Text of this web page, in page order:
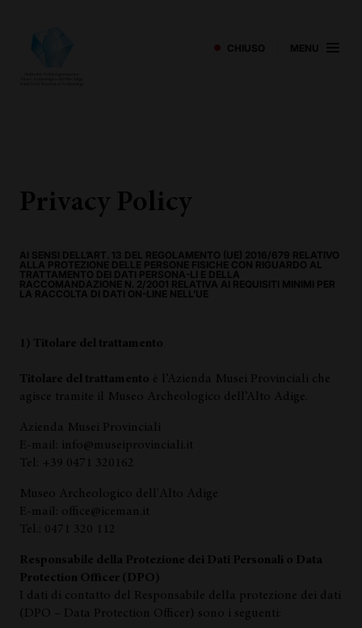
CHIUSO MENU
Privacy Policy
AI SENSI DELL’ART. 13 DEL REGOLAMENTO (UE) 2016/679 RELATIVO
ALLA PROTEZIONE DELLE PERSONE FISICHE CON RIGUARDO AL
TRATTAMENTO DEI DATI PERSONA-LI E DELLA
RACCOMANDAZIONE N. 2/2001 RELATIVA AI REQUISITI MINIMI PER
LA RACCOLTA DI DATI ON-LINE NELL’UE
1) Titolare del trattamento
Titolare del trattamento è l’Azienda Musei Provinciali che
agisce tramite il Museo Archeologico dell’Alto Adige.
Azienda Musei Provinciali
E-mail: info@museiprovinciali.it
Tel: +39 0471 320162
Museo Archeologico dell'Alto Adige
E-mail: office@iceman.it
Tel.: 0471 320 112
Responsabile della Protezione dei Dati Personali o Data
Protection Officer (DPO)
I dati di contatto del Responsabile della protezione dei dati
(DPO – Data Protection Officer) sono i seguenti: